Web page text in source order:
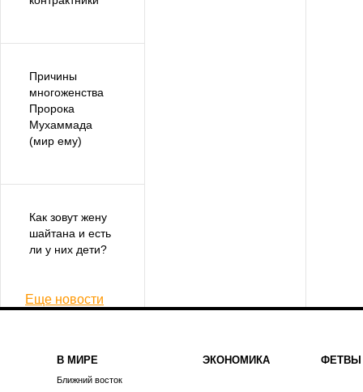
Причины
многоженства
Пророка
Мухаммада
(мир ему)
Как зовут жену
шайтана и есть
ли у них дети?
Еще новости
В МИРЕ
Ближний восток
ЭКОНОМИКА ФЕТВЫ